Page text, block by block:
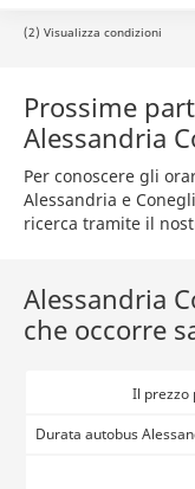
(2) Visualizza condizioni
Prossime
Alessandria
Per conoscere gli
Alessandria e
ricerca tramite il
Alessandria
che occorre
Il prezzo